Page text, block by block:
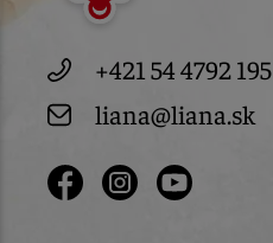
+421 54 4792 195
liana@liana.sk